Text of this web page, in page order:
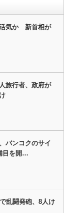
気か 新首相が
旅行者、政府が
バンコクのサイ
目を開…
乱闘発砲、8人け